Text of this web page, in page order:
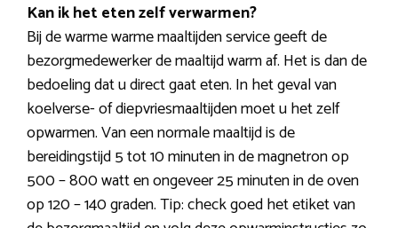
Kan ik het eten zelf verwarmen?
Bij de warme warme maaltijden service geeft de
bezorgmedewerker de maaltijd warm af. Het is dan de
bedoeling dat u direct gaat eten. In het geval van
koelverse- of diepvriesmaaltijden moet u het zelf
opwarmen. Van een normale maaltijd is de
bereidingstijd 5 tot 10 minuten in de magnetron op
500 – 800 watt en ongeveer 25 minuten in de oven
op 120 – 140 graden. Tip: check goed het etiket van